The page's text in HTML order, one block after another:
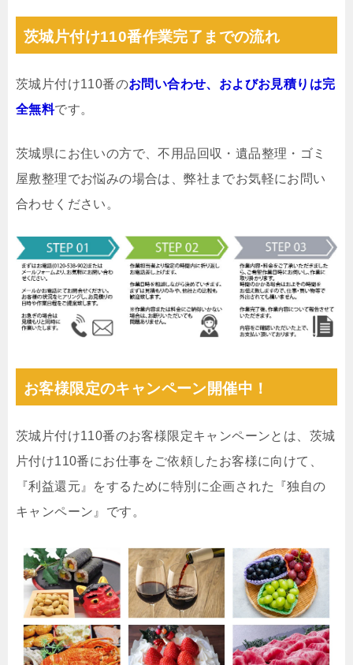
茨城片付け110番作業完了までの流れ
茨城片付け110番のお問い合わせ、およびお見積りは完
全無料です。
茨城県にお住いの方で、不用品回収・遺品整理・ゴミ
屋敷整理でお悩みの場合は、弊社までお気軽にお問い
合わせください。
お客様限定のキャンペーン開催中！
茨城片付け110番のお客様限定キャンペーンとは、茨城
片付け110番にお仕事をご依頼したお客様に向けて、
『利益還元』をするために特別に企画された『独自の
キャンペーン』です。